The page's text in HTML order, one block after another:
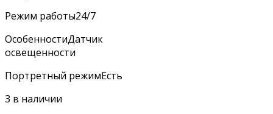
Режим работы24/7
ОсобенностиДатчик
освещенности
Портретный режимЕсть
3 в наличии